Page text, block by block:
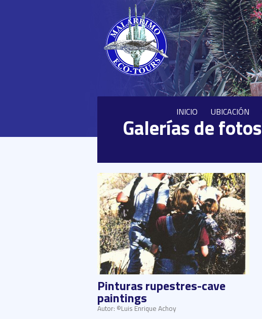
INICIO UBICACIÓN
Galerías de fotos
Pinturas rupestres-cave
paintings
Autor: ©Luis Enrique Achoy